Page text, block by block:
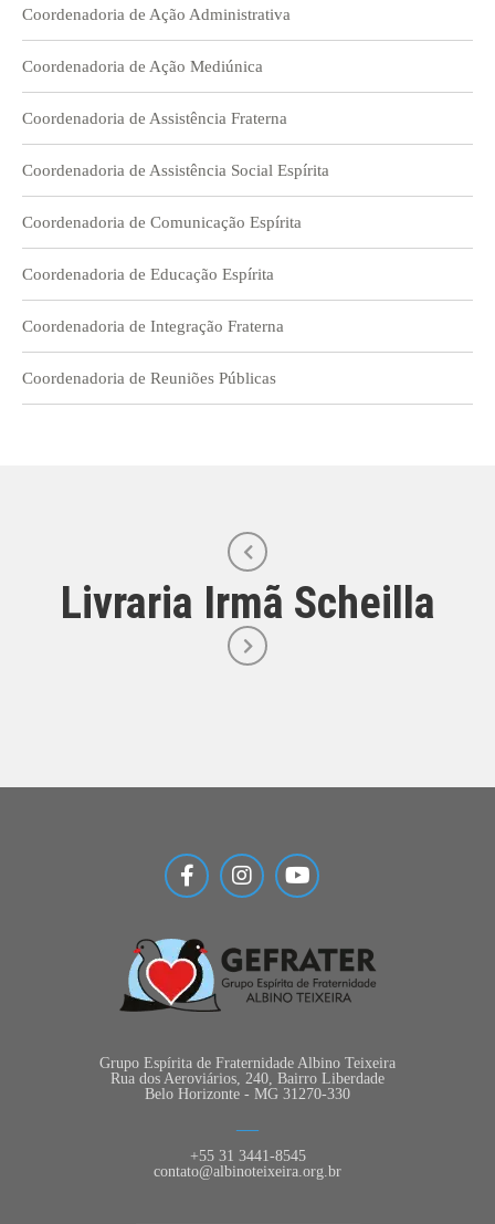
Coordenadoria de Ação Administrativa
Coordenadoria de Ação Mediúnica
Coordenadoria de Assistência Fraterna
Coordenadoria de Assistência Social Espírita
Coordenadoria de Comunicação Espírita
Coordenadoria de Educação Espírita
Coordenadoria de Integração Fraterna
Coordenadoria de Reuniões Públicas
Livraria Irmã Scheilla
Grupo Espírita de Fraternidade Albino Teixeira
Rua dos Aeroviários, 240, Bairro Liberdade
Belo Horizonte - MG 31270-330
+55 31 3441-8545
contato@albinoteixeira.org.br